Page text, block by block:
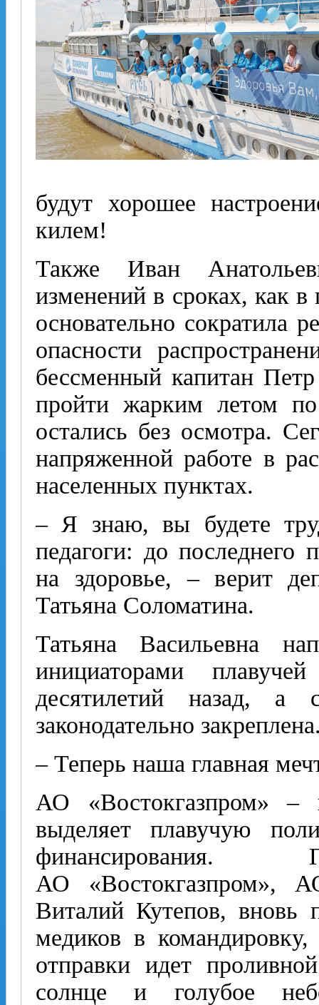
будут хорошее
килем!
Также Иван
изменений в сроках, как
основательно сократила
опасности
бессменный капитан
пройти жарким летом
остались без осмотра.
напряженной работе в
населенных пунктах.
– Я знаю, вы будете
педагоги: до последнего
на здоровье, – верит
Татьяна Соломатина.
Татьяна Васильевна
инициаторами
десятилетий назад, а
законодательно
– Теперь наша главная
АО «Востокгазпром» –
выделяет плавучую
финансирования.
АО «Востокгазпром»,
Виталий Кутепов, вновь
медиков в
отправки идет
солнце и голубое